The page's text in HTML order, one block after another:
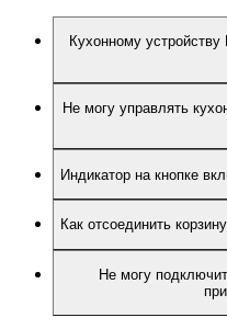
Кухонному
Не могу управлять
Индикатор на кнопке
Как отсоединить
Не могу